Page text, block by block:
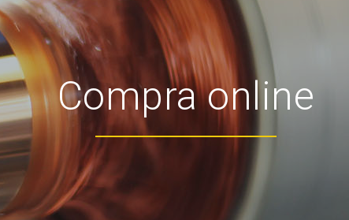
Compra online